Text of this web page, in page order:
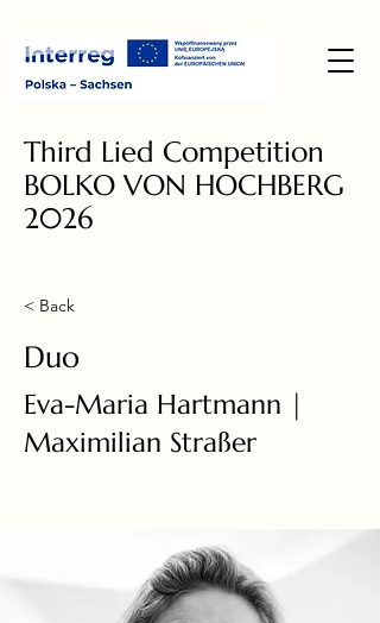
Third Lied Competition
BOLKO VON HOCHBERG
2026
< Back
Duo
Eva-Maria Hartmann |
Maximilian Straßer